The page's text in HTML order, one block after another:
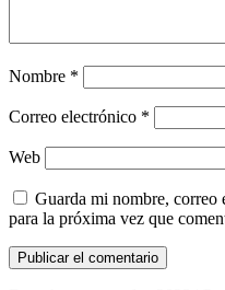
Nombre *
Correo electrónico *
Web
Guarda mi nombre, correo
para la próxima vez que